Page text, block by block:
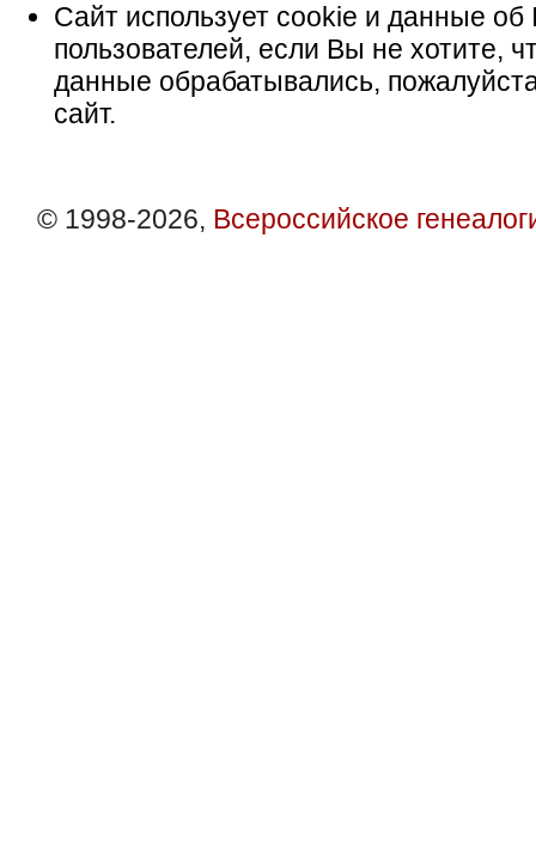
Сайт использует cookie и данные об
пользователей, если Вы не хотите,
данные обрабатывались,
сайт.
© 1998-2026, Всероссийское